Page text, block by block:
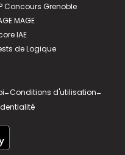
Concours Grenoble
MAGE
IAE
de Logique
-Conditions d'utilisation-